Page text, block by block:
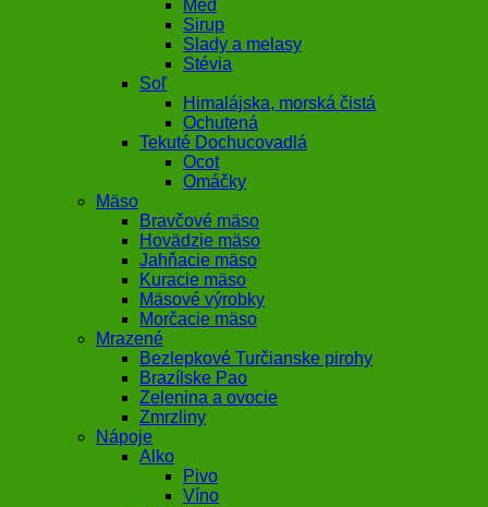
Med
Sirup
Slady a melasy
Stévia
Soľ
Himalájska, morská čistá
Ochutená
Tekuté Dochucovadlá
Ocot
Omáčky
Mäso
Bravčové mäso
Hovädzie mäso
Jahňacie mäso
Kuracie mäso
Mäsové výrobky
Morčacie mäso
Mrazené
Bezlepkové Turčianske pirohy
Brazílske Pao
Zelenina a ovocie
Zmrzliny
Nápoje
Alko
Pivo
Víno